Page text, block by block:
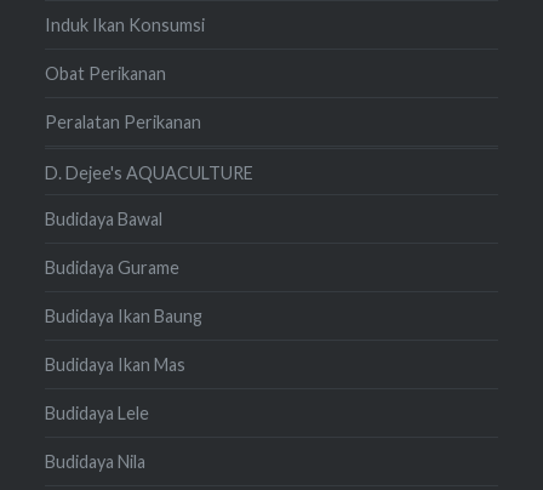
Induk Ikan Konsumsi
Obat Perikanan
Peralatan Perikanan
D. Dejee's AQUACULTURE
Budidaya Bawal
Budidaya Gurame
Budidaya Ikan Baung
Budidaya Ikan Mas
Budidaya Lele
Budidaya Nila